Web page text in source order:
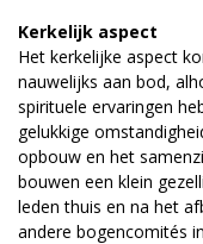
Kerkelijk aspect
Het kerkelijke aspect
nauwelijks aan bod,
spirituele ervaringen
gelukkige
opbouw en het
bouwen een klein
leden thuis en na het
andere bogencomités